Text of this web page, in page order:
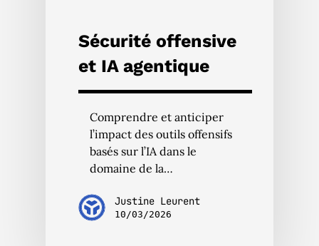
Sécurité offensive
et IA agentique
Comprendre et anticiper
l’impact des outils offensifs
basés sur l’IA dans le
domaine de la…
Justine Leurent
10/03/2026